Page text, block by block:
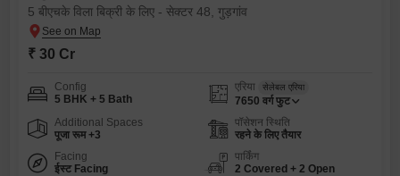
5 बीएचके विला बिक्री के लिए - सेक्टर 48, गुड़गांव
₹ 30 Cr
Config
5 BHK + 5 Bath
एरिया सेलेबल एरिया
7650 वर्ग फुट
Additional Spaces
पूजा रूम +3
पॉसेशन स्थिति
रहने के लिए तैयार
Facing
ईस्ट Facing
पार्किंग
2 Covered + 2 Open